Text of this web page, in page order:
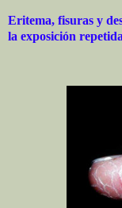
Eritema, fisuras y
la exposición